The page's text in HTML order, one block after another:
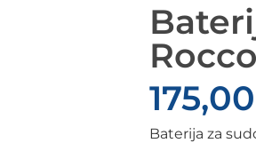
Rocco
175,00
Baterija za